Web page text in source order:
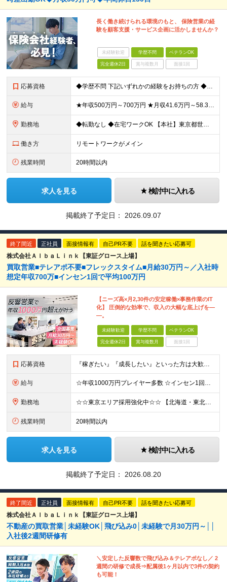
長く働き続けられる環境のもと、 保険営業の経
験を顧客支援・サービス企画に活かしませんか？
未経験歓迎 学歴不問 ベテランOK
完全週休2日 賞与複数月 面接1回
応募資格 ◆学歴不問 下記いずれかの経験をお持ちの方 ◆保険営業のご経験がある方(個人・法人／保険の種類不問) ◆保険会社・保険代理店勤務のご経験がある方 ＜こんな方をお待ちしています！＞ ◇経験を活かしな
給与 ★年収500万円～700万円 ★月収41.6万円～58.3万円 ★半期ごとに適正に目標を評価し、給与を上げやすい環境 ◆半期年俸制：250万～350万円 ※月々1/6（月収41.6万円～58.3万円
勤務地 ◆転勤なし ◆在宅ワークOK 【本社】東京都世田谷区三軒茶屋2-11-22 サンタワーズセンタービル4F オフィスの周りには飲食チェーン店やオシャレなカフェ、居酒屋などが多数。 ランチも夕飯も楽し
働き方 リモートワークがメイン
残業時間 20時間以内
求人を見る 検討中に入れる
掲載終了予定日： 2026.09.07
終了間近 正社員 面接情報有 自己PR不要 話を聞きたい応募可
株式会社ＡｌｂａＬｉｎｋ【東証グロース上場】
買取営業■テレアポ不要■フレックスタイム■月給30万円～／入社時
想定年収700万■インセン1回で平均100万円
【ニーズ高×月2,30件の安定稼働×事務作業のIT
化】 圧倒的な効率で、収入の大幅な底上げを―
―。
未経験歓迎 学歴不問 ベテランOK
完全週休2日 賞与複数月 面接1回
応募資格 『稼ぎたい』『成長したい』といった方は大歓迎◎ ■未経験歓迎 ■要普通自動車免許（AT限定可） ■学歴不問 ▼下記にひとつでも当てはまる方はぜひ！ □ 早期キャリアアップを目指したい □ 営業に集中
給与 ☆年収1000万円プレイヤー多数 ☆インセン1回で500万円も ☆個人インセンのほか、業績賞与年2回支給 月給30万円～35万円(固定残業代含む)＋達成ボーナス（半期に1回） ※前職・経験等を考慮し
勤務地 ☆☆東京エリア採用強化中☆☆ 【北海道・東北地方】札幌/仙台/郡山/盛岡 【関東地方】横浜/千葉/東京/つくば/大宮/高崎/宇都宮/立川 【中部地方】静岡/名古屋/岐阜/金沢/新潟/富山 【近畿地方
残業時間 20時間以内
求人を見る 検討中に入れる
掲載終了予定日： 2026.08.20
終了間近 正社員 面接情報有 自己PR不要 話を聞きたい応募可
株式会社ＡｌｂａＬｉｎｋ【東証グロース上場】
不動産の買取営業│未経験OK│飛び込み0│未経験で月30万円～││
入社後2週間研修有
＼安定した反響数で飛び込み＆テレアポなし／ 2
週間の研修で成長⇒配属後1ヶ月以内で3件の契約
も可能！